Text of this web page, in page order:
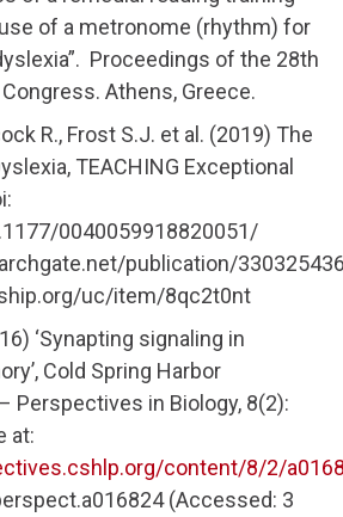
of a metronome (rhythm) for
Proceedings of the 28th
Athens, Greece.
R., Frost S.J. et al. (2019) The
TEACHING Exceptional
0040059918820051/
publication/
uc/item/8qc2t0nt
‘Synapting signaling in
Cold Spring Harbor
Perspectives in Biology, 8(2):
at:
content/8/2/
(Accessed: 3